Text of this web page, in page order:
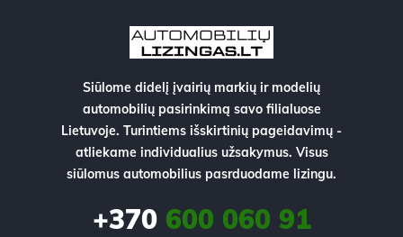
Siūlome didelį įvairių markių ir modelių
automobilių pasirinkimą savo filialuose
Lietuvoje. Turintiems išskirtinių pageidavimų -
atliekame individualius užsakymus. Visus
siūlomus automobilius pasrduodame lizingu.
+370600 060 91